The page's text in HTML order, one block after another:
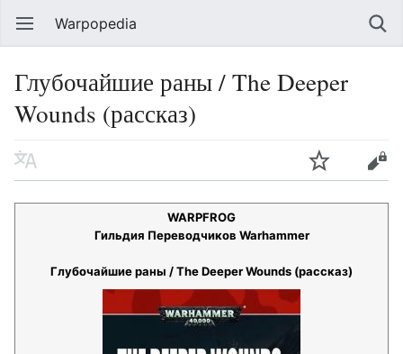
Warpopedia
Глубочайшие раны / The Deeper
Wounds (рассказ)
WARPFROG
Гильдия Переводчиков Warhammer
Глубочайшие раны / The Deeper Wounds (рассказ)